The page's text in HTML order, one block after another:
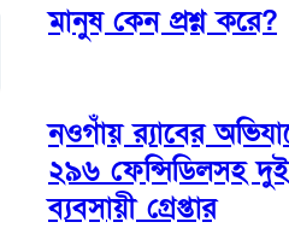
মানুষ কেন প্রশ্ন করে?
নওগাঁয় র‌্যাবের
২৯৬ ফেন্সিডিলসহ
ব্যবসায়ী গ্রেপ্তার